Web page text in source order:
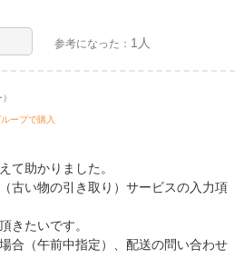
参考になった： 1人
ープで購入
て助かりました。
古い物の引き取り）サービスの入力項
きたいです。
合（午前中指定）、配送の問い合わせ